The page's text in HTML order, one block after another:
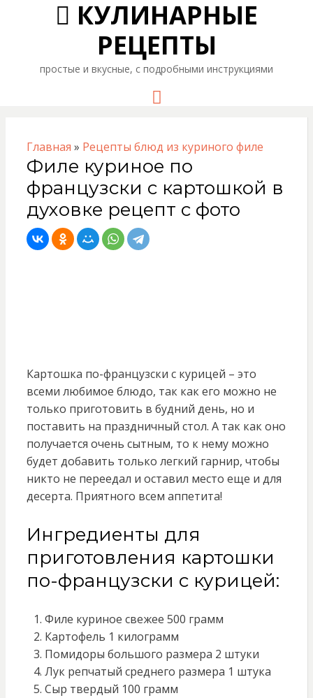
КУЛИНАРНЫЕ
РЕЦЕПТЫ
простые и вкусные, с подробными инструкциями
Главная » Рецепты блюд из куриного филе
Филе куриное по
французски с картошкой в
духовке рецепт с фото
Картошка по-французски с курицей – это
всеми любимое блюдо, так как его можно не
только приготовить в будний день, но и
поставить на праздничный стол. А так как оно
получается очень сытным, то к нему можно
будет добавить только легкий гарнир, чтобы
никто не переедал и оставил место еще и для
десерта. Приятного всем аппетита!
Ингредиенты для
приготовления картошки
по-французски с курицей:
Филе куриное свежее 500 грамм
Картофель 1 килограмм
Помидоры большого размера 2 штуки
Лук репчатый среднего размера 1 штука
Сыр твердый 100 грамм